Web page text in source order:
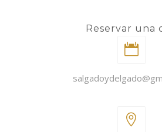
Reservar una